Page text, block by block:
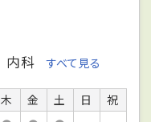
内科 すべて見る
木 金 土 日
祝